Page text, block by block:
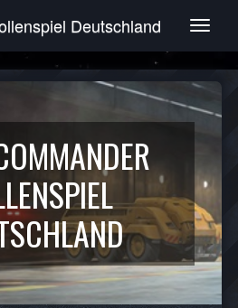
T
g
e
v
g
a
t
i
o
n
Deutschland